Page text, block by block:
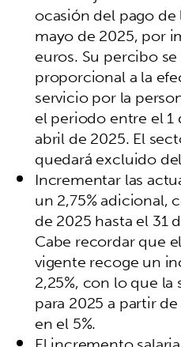
ocasión del pago
mayo de 2025, por
euros. Su percibo
proporcional a la
servicio por la
el periodo entre el 1
abril de 2025. El
quedará excluido
Incrementar las
un 2,75% adicional,
de 2025 hasta el 31
Cabe recordar que
vigente recoge un
2,25%, con lo que
para 2025 a partir
en el 5%.